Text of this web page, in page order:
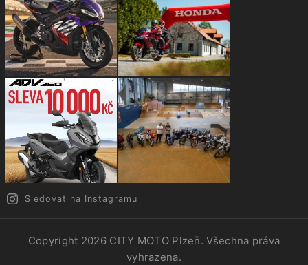
Sledovat na Instagramu
Copyright 2026 CITY MOTO Plzeň. Všechna práva
vyhrazena.